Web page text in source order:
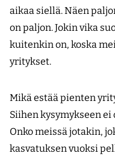
aikaa siellä. Näen
on paljon. Jokin vika
kuitenkin on, koska
yritykset.
Mikä estää pienten
Siihen kysymykseen
Onko meissä jotakin,
kasvatuksen vuoksi